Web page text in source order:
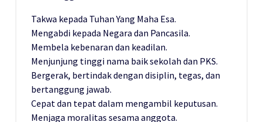
Takwa kepada Tuhan Yang Maha Esa.
Mengabdi kepada Negara dan Pancasila.
Membela kebenaran dan keadilan.
Menjunjung tinggi nama baik sekolah dan PKS.
Bergerak, bertindak dengan disiplin, tegas, dan
bertanggung jawab.
Cepat dan tepat dalam mengambil keputusan.
Menjaga moralitas sesama anggota.